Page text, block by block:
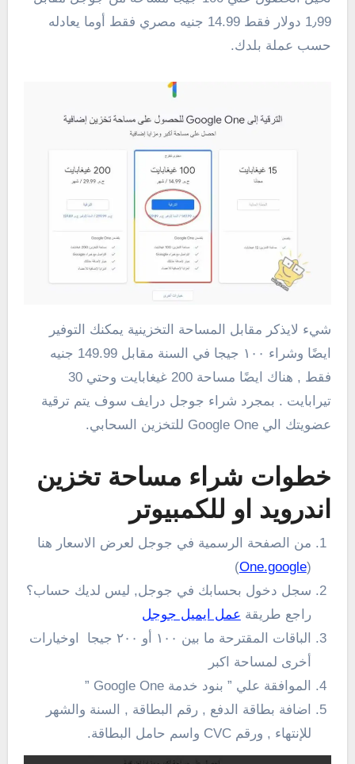
1٫99 دولار فقط 14.99 جنيه مصري فقط أوما يعادله
حسب عملة بلدك.
شيء لايذكر مقابل المساحة التخزينية يمكنك التوفير
ايضًا وشراء ١٠٠ جيجا في السنة مقابل 149.99 جنيه
فقط , هناك ايضًا مساحة 200 غيغابايت وحتي 30
تيرابايت . بمجرد شراء جوجل درايف سوف يتم ترقية
عضويتك الي Google One للتخزين السحابي.
خطوات شراء مساحة تخزين
اندرويد او للكمبيوتر
من الصفحة الرسمية في جوجل لعرض الاسعار هنا
(
One.google
)
سجل دخول بحسابك في جوجل, ليس لديك حساب؟
راجع طريقة عمل ايميل جوجل
الباقات المقترحة ما بين ١٠٠ أو ٢٠٠ جيجا اوخيارات
أخرى لمساحة اكبر
الموافقة علي ” ‏بنود خدمة Google One ”
اضافة بطاقة الدفع , رقم البطاقة , السنة والشهر
للإنتهاء , ورقم CVC واسم حامل البطاقة.